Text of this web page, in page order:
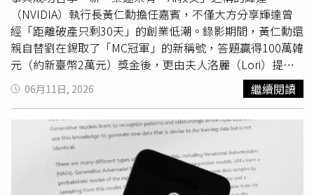
「這也過得太好，08:00都已經在跟部經理還有製造部對題
目 了」、「不用寫週報喔？爽」，顯示不同單位與職務之
間，工作強度仍存在差異。
（NVIDIA）執行長黃仁勳擔任嘉賓，不僅大方分享輝達曾
經「距離破產只剩30天」的創業低潮。錄影期間，黃仁勳還
親自替劉在錫取了「MC冠軍」的新稱號，答題贏得100萬韓
元（約新臺幣2萬元）獎金後，更由夫人洛麗（Lori）提前
準備加倍善款、女兒代為送上紅包，全數捐贈給兒童公益相
關單位 ，展現貼心企業家風範。這次的節目錄製，黃仁勳
與妻子還有女兒也一起到場支持，氣氛相當歡樂，黃仁勳本
人更分享了與妻子洛麗的相識過程。當年提早兩年進入大學
就讀的他，年僅17歲，是班上年紀最小的學生，而250名同
學中只有3位女生。黃仁勳笑說，面對激烈競爭，自己必須
發揮「超能力」，而最大的優勢就是成績好。於是他向洛麗
06月11日, 2026 繼續閱讀